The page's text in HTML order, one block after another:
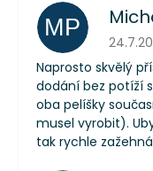
MP
Naprosto skvělý
dodání bez potíží
oba pelíšky
musel vyrobit).
tak rychle